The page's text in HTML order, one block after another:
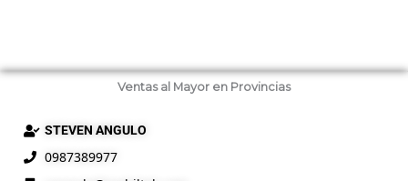
Ventas al Mayor en Provincias
STEVEN ANGULO
0987389977